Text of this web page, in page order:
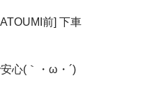
前] 下車
心(｀・ω・´)